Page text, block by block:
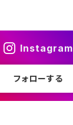
Instagram
フォローする